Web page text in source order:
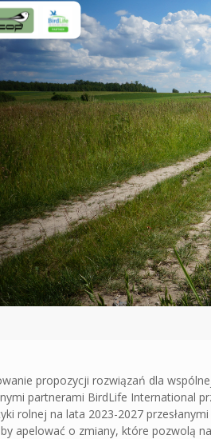
propozycji rozwiązań dla
partnerami BirdLife International
rolnej na lata 2023-2027
apelować o zmiany, które pozwolą